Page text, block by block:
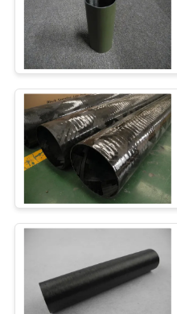
полюсы
CNC
частей